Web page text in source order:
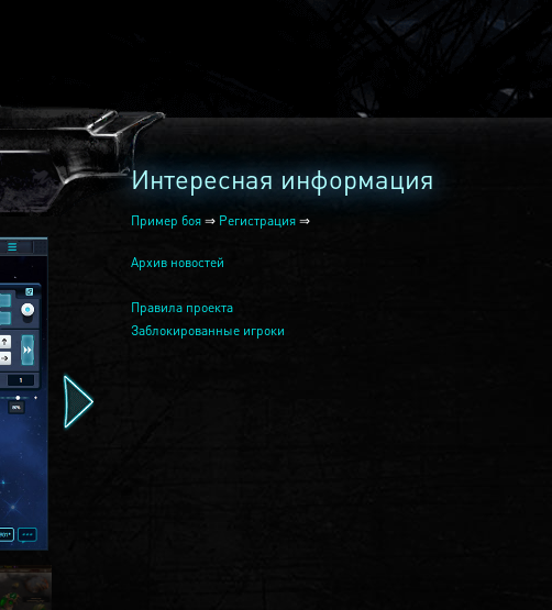
2240
Интересная информация
Пример боя ⇒ Регистрация ⇒
Архив новостей
Правила проекта
Заблокированные игроки